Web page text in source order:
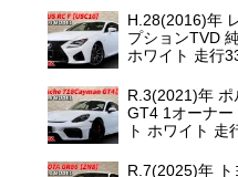
H.28(2016)年
プションTVD
ホワイト 走行
R.3(2021)年 ポ
GT4 1オーナー
ト ホワイト 走
R.7(2025)年 ト